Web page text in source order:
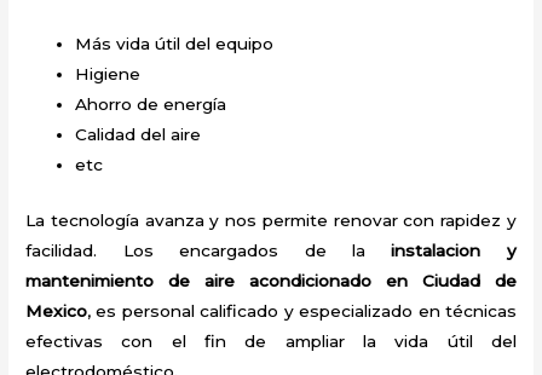
Más vida útil del equipo
Higiene
Ahorro de energía
Calidad del aire
etc
La tecnología avanza y nos permite renovar con rapidez y
facilidad. Los encargados de lainstalacion y
mantenimiento de aire acondicionado en Ciudad de
Mexico, es personal calificado y especializado en técnicas
efectivas con el fin de ampliar la vida útil del